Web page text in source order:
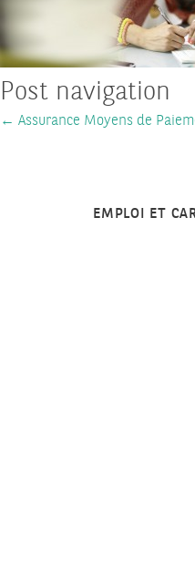
Post navigation
← Assurance Moyens de
EMPLOI ET